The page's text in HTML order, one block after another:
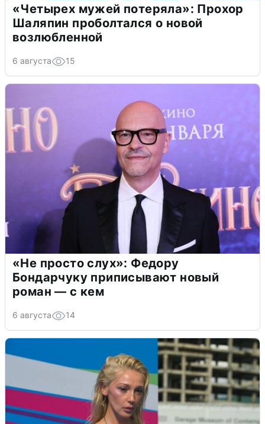
«Четырех мужей потеряла»: Прохор
Шаляпин проболтался о новой
возлюбленной
6 августа 15
«Не просто слух»: Федору
Бондарчуку приписывают новый
роман — с кем
6 августа 14